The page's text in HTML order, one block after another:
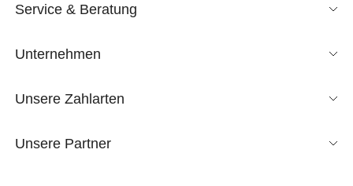
Service & Beratung
Unternehmen
Unsere Zahlarten
Unsere Partner